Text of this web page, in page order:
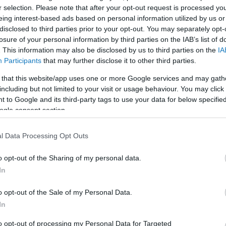
selection. Please note that after your opt-out request is processed
interest-based ads based on personal information utilized by us
to third parties prior to your opt-out. You may separately
of your personal information by third parties on the IAB’s list of
This information may also be disclosed by us to third parties on the
Participants that may further disclose it to other third parties.
that this website/app uses one or more Google services and may
but not limited to your visit or usage behaviour. You may
to Google and its third-party tags to use your data for below
consent section.
Data Processing Opt Outs
opt-out of the Sharing of my personal data.
opt-out of the Sale of my Personal Data.
opt-out of processing my Personal Data for Targeted
LEGFRISSEBB
A közlekedés mérföldkövei
A Közép-Mediterrán útvonal, A Darién-régió